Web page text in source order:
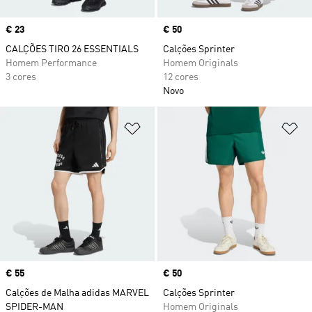
Price
€ 23
CALÇÕES TIRO 26 ESSENTIALS
Homem Performance
3 cores
Price
€ 50
Calções Sprinter
Homem Originals
12 cores
Novo
Adicionar à Lista de Desejos
Price
€ 55
Calções de Malha adidas MARVEL
SPIDER-MAN
Price
€ 50
Calções Sprinter
Homem Originals